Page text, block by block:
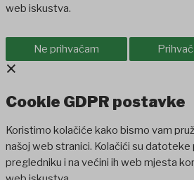
web iskustva.
Ne prihvaćam
×
Cookie GDPR postavke
Koristimo kolačiće kako bismo vam
našoj web stranici. Kolačići su datoteke
pregledniku i na većini ih web mjesta